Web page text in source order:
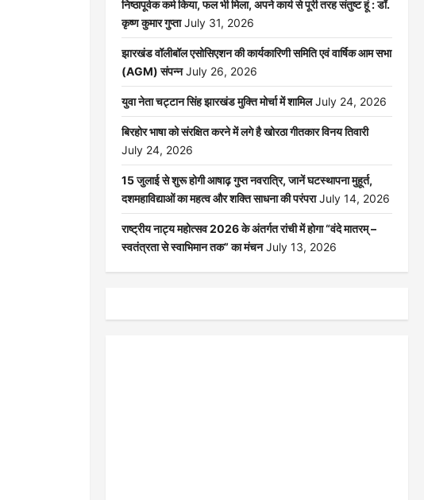
निष्ठापूर्वक कर्म किया, फल भी मिला, अपने कार्य से पूरी तरह संतुष्ट हूं : डॉ.
कृष्ण कुमार गुप्ता July 31, 2026
झारखंड वॉलीबॉल एसोसिएशन की कार्यकारिणी समिति एवं वार्षिक आम सभा
(AGM) संपन्न July 26, 2026
युवा नेता चट्टान सिंह झारखंड मुक्ति मोर्चा में शामिल July 24, 2026
बिरहोर भाषा को संरक्षित करने में लगे है खोरठा गीतकार विनय तिवारी
July 24, 2026
15 जुलाई से शुरू होगी आषाढ़ गुप्त नवरात्रि, जानें घटस्थापना मुहूर्त,
दशमहाविद्याओं का महत्व और शक्ति साधना की परंपरा July 14, 2026
राष्ट्रीय नाट्य महोत्सव 2026 के अंतर्गत रांची में होगा “वंदे मातरम् –
स्वतंत्रता से स्वाभिमान तक” का मंचन July 13, 2026